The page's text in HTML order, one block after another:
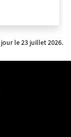
jour le 23 juillet 2026.